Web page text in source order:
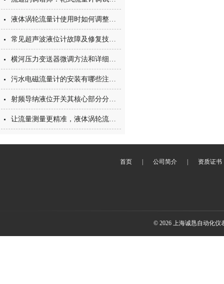
液体涡轮流量计使用时如何调整？7个方法轻松搞定
常见超声波液位计故障及修复技巧专业指南
横河压力变送器微调方法和详细步骤说明
污水电磁流量计的安装有哪些注意事项
射频导纳液位开关其核心部分分别是什么？
让流量测量更精准，液体涡轮流量计内部结构大解析
首页 公司简介 资质证书
© 2026 上海诚恳自动化仪